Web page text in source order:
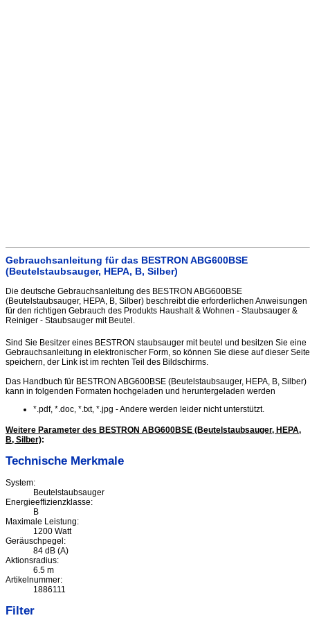
Gebrauchsanleitung für das BESTRON ABG600BSE
(Beutelstaubsauger, HEPA, B, Silber)
Die deutsche Gebrauchsanleitung des BESTRON ABG600BSE
(Beutelstaubsauger, HEPA, B, Silber) beschreibt die erforderlichen Anweisungen
für den richtigen Gebrauch des Produkts Haushalt & Wohnen - Staubsauger &
Reiniger - Staubsauger mit Beutel.
Sind Sie Besitzer eines BESTRON staubsauger mit beutel und besitzen Sie eine
Gebrauchsanleitung in elektronischer Form, so können Sie diese auf dieser Seite
speichern, der Link ist im rechten Teil des Bildschirms.
Das Handbuch für BESTRON ABG600BSE (Beutelstaubsauger, HEPA, B, Silber)
kann in folgenden Formaten hochgeladen und heruntergeladen werden
*.pdf, *.doc, *.txt, *.jpg - Andere werden leider nicht unterstützt.
Weitere Parameter des BESTRON ABG600BSE (Beutelstaubsauger, HEPA,
B, Silber):
Technische Merkmale
System:
Beutelstaubsauger
Energieeffizienzklasse:
B
Maximale Leistung:
1200 Watt
Geräuschpegel:
84 dB (A)
Aktionsradius:
6.5 m
Artikelnummer:
1886111
Filter